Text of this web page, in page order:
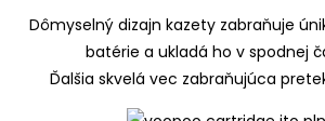
Dômyselný dizajn kazety zabraňuje
batérie a ukladá ho v spodnej
Ďalšia skvelá vec zabraňujúca